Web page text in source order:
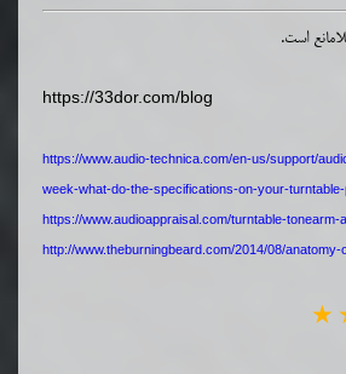
است.
https://33dor.com/blog
https://www.audio-technica.com/en-us/support/
week-what-do-the-specifications-on-your-
https://www.audioappraisal.com/turntable-
http://www.theburningbeard.com/2014/08/anatomy-